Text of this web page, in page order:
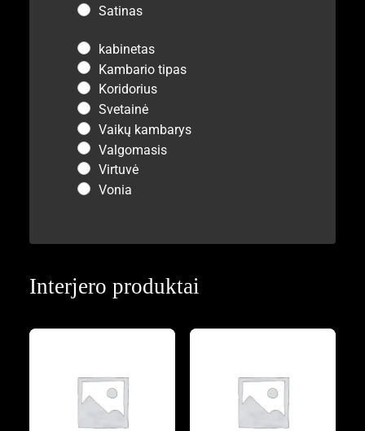
Satinas
kabinetas
Kambario tipas
Koridorius
Svetainė
Vaikų kambarys
Valgomasis
Virtuvė
Vonia
Interjero produktai